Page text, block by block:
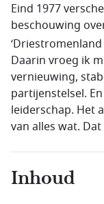
Eind 1977
beschouwing
Daarin vroeg ik
vernieuwing,
partijenstelsel.
leiderschap. Het
van alles wat.
Inhoud